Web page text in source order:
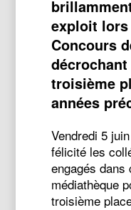
exploit lors
Concours
troisième
années
Vendredi 5
félicité les
engagés
médiathèque
troisième